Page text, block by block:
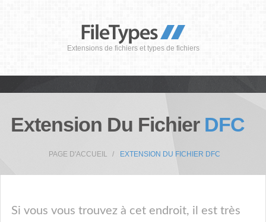
Extensions de fichiers et types de fichiers
Extension Du Fichier DFC
PAGE D'ACCUEIL EXTENSION DU FICHIER DFC
Si vous vous trouvez à cet endroit, il est très